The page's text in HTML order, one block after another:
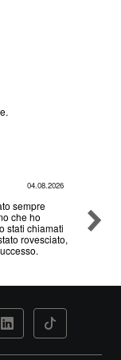
senza nessun
che utilizzo il loro